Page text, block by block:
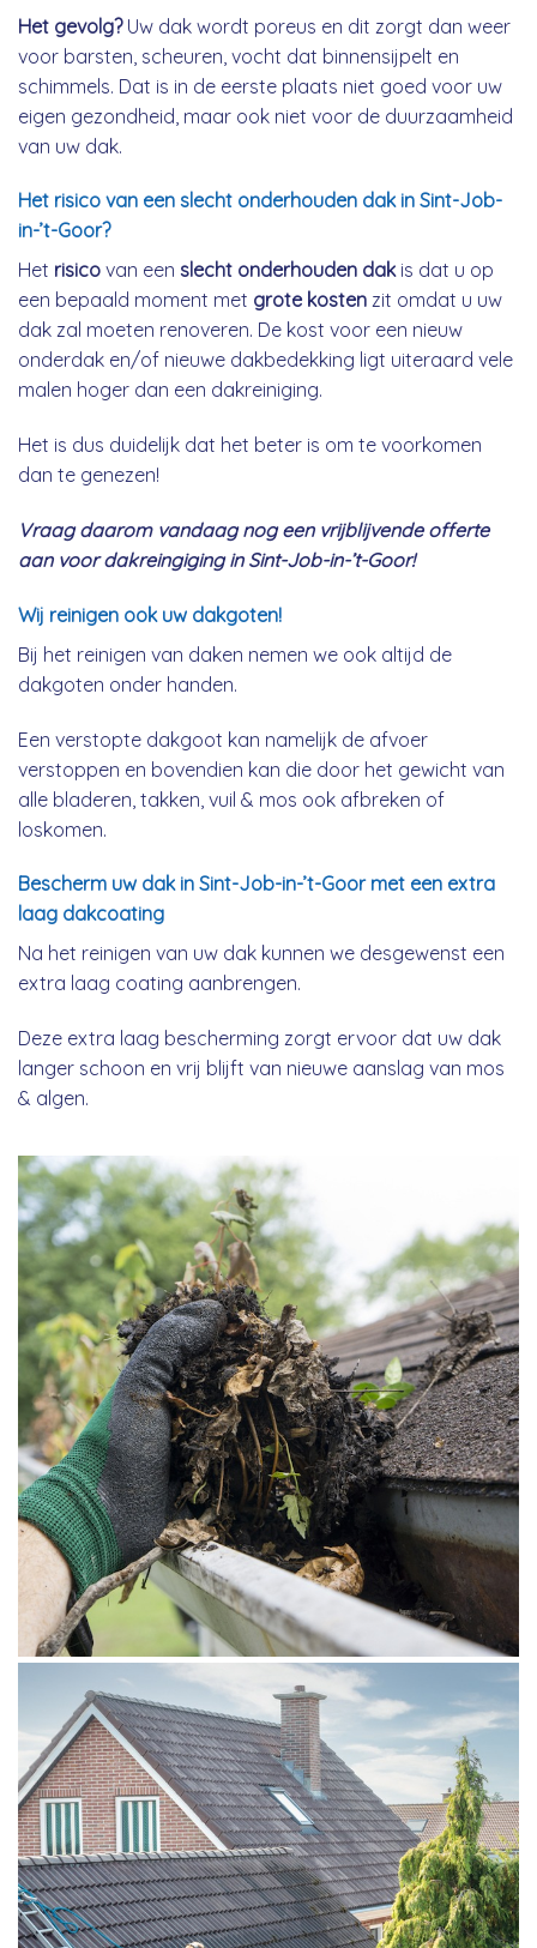
Het gevolg?Uw dak wordt poreus en dit zorgt dan weer
voor barsten, scheuren, vocht dat binnensijpelt en
schimmels. Dat is in de eerste plaats niet goed voor uw
eigen gezondheid, maar ook niet voor de duurzaamheid
van uw dak.
Het risico van een slecht onderhouden dak in Sint-Job-
in-’t-Goor?
Het risico van een slecht onderhouden dakis dat u op
een bepaald moment met grote kosten zit omdat u uw
dak zal moeten renoveren. De kost voor een nieuw
onderdak en/of nieuwe dakbedekking ligt uiteraard vele
malen hoger dan een dakreiniging.
Het is dus duidelijk dat het beter is om te voorkomen
dan te genezen!
Vraag daarom vandaag nog een vrijblijvende offerte
aan voor dakreingiging in Sint-Job-in-’t-Goor!
Wij reinigen ook uw dakgoten!
Bij het reinigen van daken nemen we ook altijd de
dakgoten onder handen.
Een verstopte dakgoot kan namelijk de afvoer
verstoppen en bovendien kan die door het gewicht van
alle bladeren, takken, vuil & mos ook afbreken of
loskomen.
Bescherm uw dak in Sint-Job-in-’t-Goor met een extra
laag dakcoating
Na het reinigen van uw dak kunnen we desgewenst een
extra laag coating aanbrengen.
Deze extra laag bescherming zorgt ervoor dat uw dak
langer schoon en vrij blijft van nieuwe aanslag van mos
& algen.